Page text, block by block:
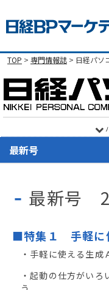
TOP > 専門情報誌 > 日経パソ
最新号
最新号
■特集１ 手軽に
・手軽に使える生
・起動の仕方がい